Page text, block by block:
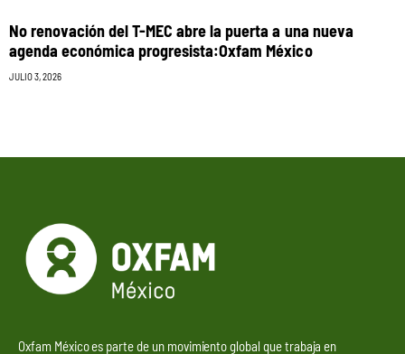
No renovación del T-MEC abre la puerta a una nueva
agenda económica progresista:Oxfam México
JULIO 3, 2026
Oxfam México es parte de un movimiento global que trabaja en